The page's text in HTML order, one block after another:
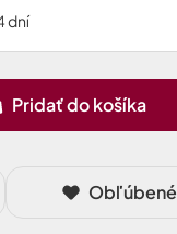
dní
Pridať do košíka
Obľúbené